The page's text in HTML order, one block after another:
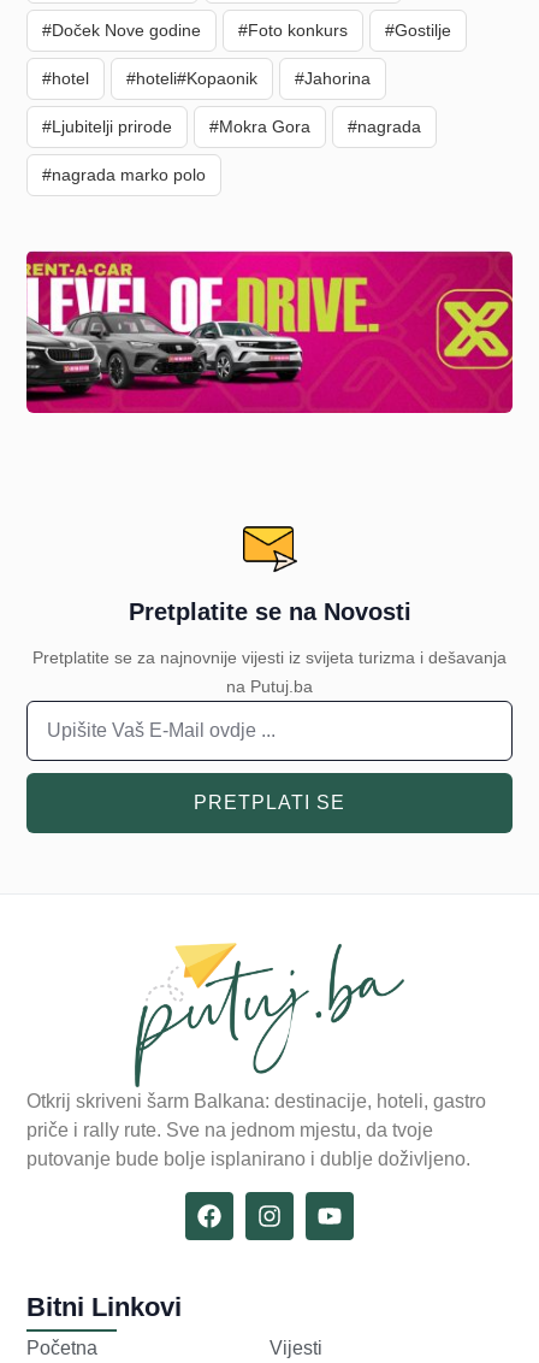
#Doček Nove godine #Foto konkurs #Gostilje
#hotel #hoteli#Kopaonik #Jahorina
#Ljubitelji prirode #Mokra Gora #nagrada
#nagrada marko polo
Pretplatite se na Novosti
Pretplatite se za najnovnije vijesti iz svijeta turizma i dešavanja
na Putuj.ba
PRETPLATI SE
Otkrij skriveni šarm Balkana: destinacije, hoteli, gastro
priče i rally rute. Sve na jednom mjestu, da tvoje
putovanje bude bolje isplanirano i dublje doživljeno.
Bitni Linkovi
Početna Vijesti